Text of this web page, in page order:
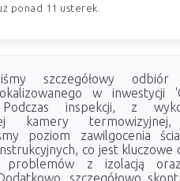
ponad 11 usterek.
szczegółowy odbiór
w inwestycji
inspekcji, z
kamery termowizyjnej,
poziom zawilgocenia
co jest kluczowe
problemów z izolacją
szczegółowo